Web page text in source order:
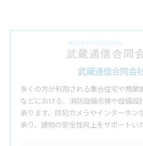
武蔵通信合同会
多くの方が利用される集合住宅や商業
などにおける、消防設備点検や設備設
承ります。防犯カメラやインターホン
承り、建物の安全性向上をサポートい